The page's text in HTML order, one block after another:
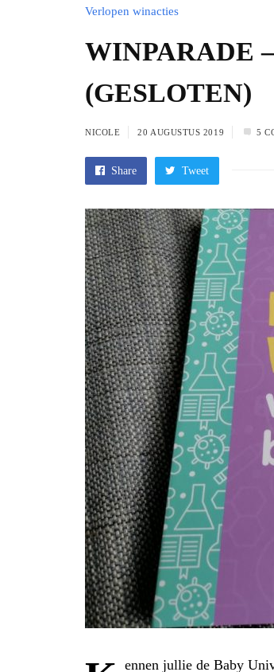
Verlopen winacties
WINPARADE –
(GESLOTEN)
NICOLE 20 AUGUSTUS 2019 5
Share Tweet
ennen jullie de Baby